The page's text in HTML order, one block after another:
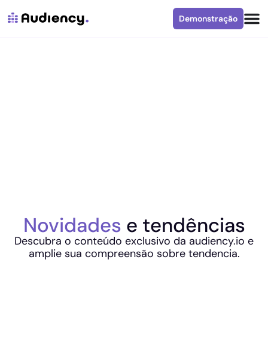
Demonstração
Novidades e tendências
Descubra o conteúdo exclusivo da audiency.io e
amplie sua compreensão sobre tendencia.